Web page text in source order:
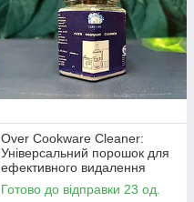
Over Cookware Cleaner:
Універсальний порошок для
ефективного видалення
найскладніших забруднень
Готово до відправки 23 од.